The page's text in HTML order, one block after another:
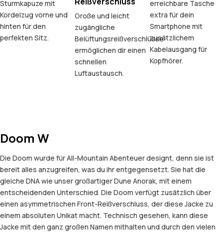
Sturmkapuze mit
Kordelzug vorne und
hinten für den
perfekten Sitz.
Große und leicht
zugängliche
Belüftungsreißverschlüsse
ermöglichen dir einen
schnellen
Luftaustausch.
erreichbare Tasche
extra für dein
Smartphone mit
zusätzlichem
Kabelausgang für
Kopfhörer.
Doom W
Die Doom wurde für All-Mountain Abenteuer designt, denn sie ist
bereit alles anzugreifen, was du ihr entgegensetzt. Sie hat die
gleiche DNA wie unser großartiger Dune Anorak, mit einem
entscheidenden Unterschied. Die Doom verfügt zusätzlich über
einen asymmetrischen Front-Reißverschluss, der diese Jacke zu
einem absoluten Unikat macht. Technisch gesehen, kann diese
Jacke mit den ganz großen Namen mithalten und durch den vielen